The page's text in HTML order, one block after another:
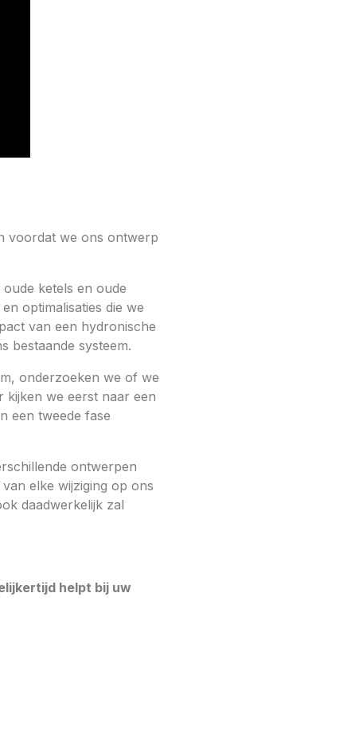
voordat we ons ontwerp
ketels en oude
optimalisaties die we
van een hydronische
bestaande systeem.
onderzoeken we of we
we eerst naar een
een tweede fase
ontwerpen
elke wijziging op ons
daadwerkelijk zal
helpt bij uw